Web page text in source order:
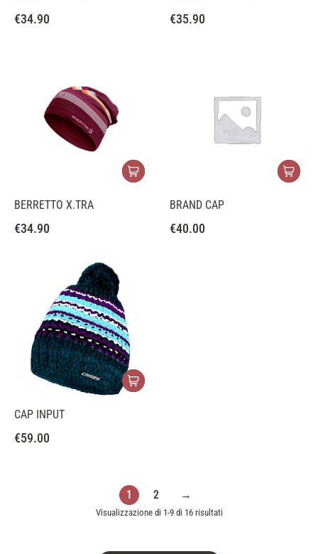
€34.90 €35.90
BERRETTO X.TRA
€34.90
BRAND CAP
€40.00
CAP INPUT
€59.00
1 2 →
Visualizzazione di 1-9 di 16 risultati